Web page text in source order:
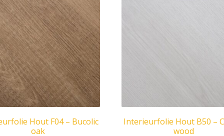
Hout F04 – Bucolic
oak
Interieurfolie Hout B50 –
wood